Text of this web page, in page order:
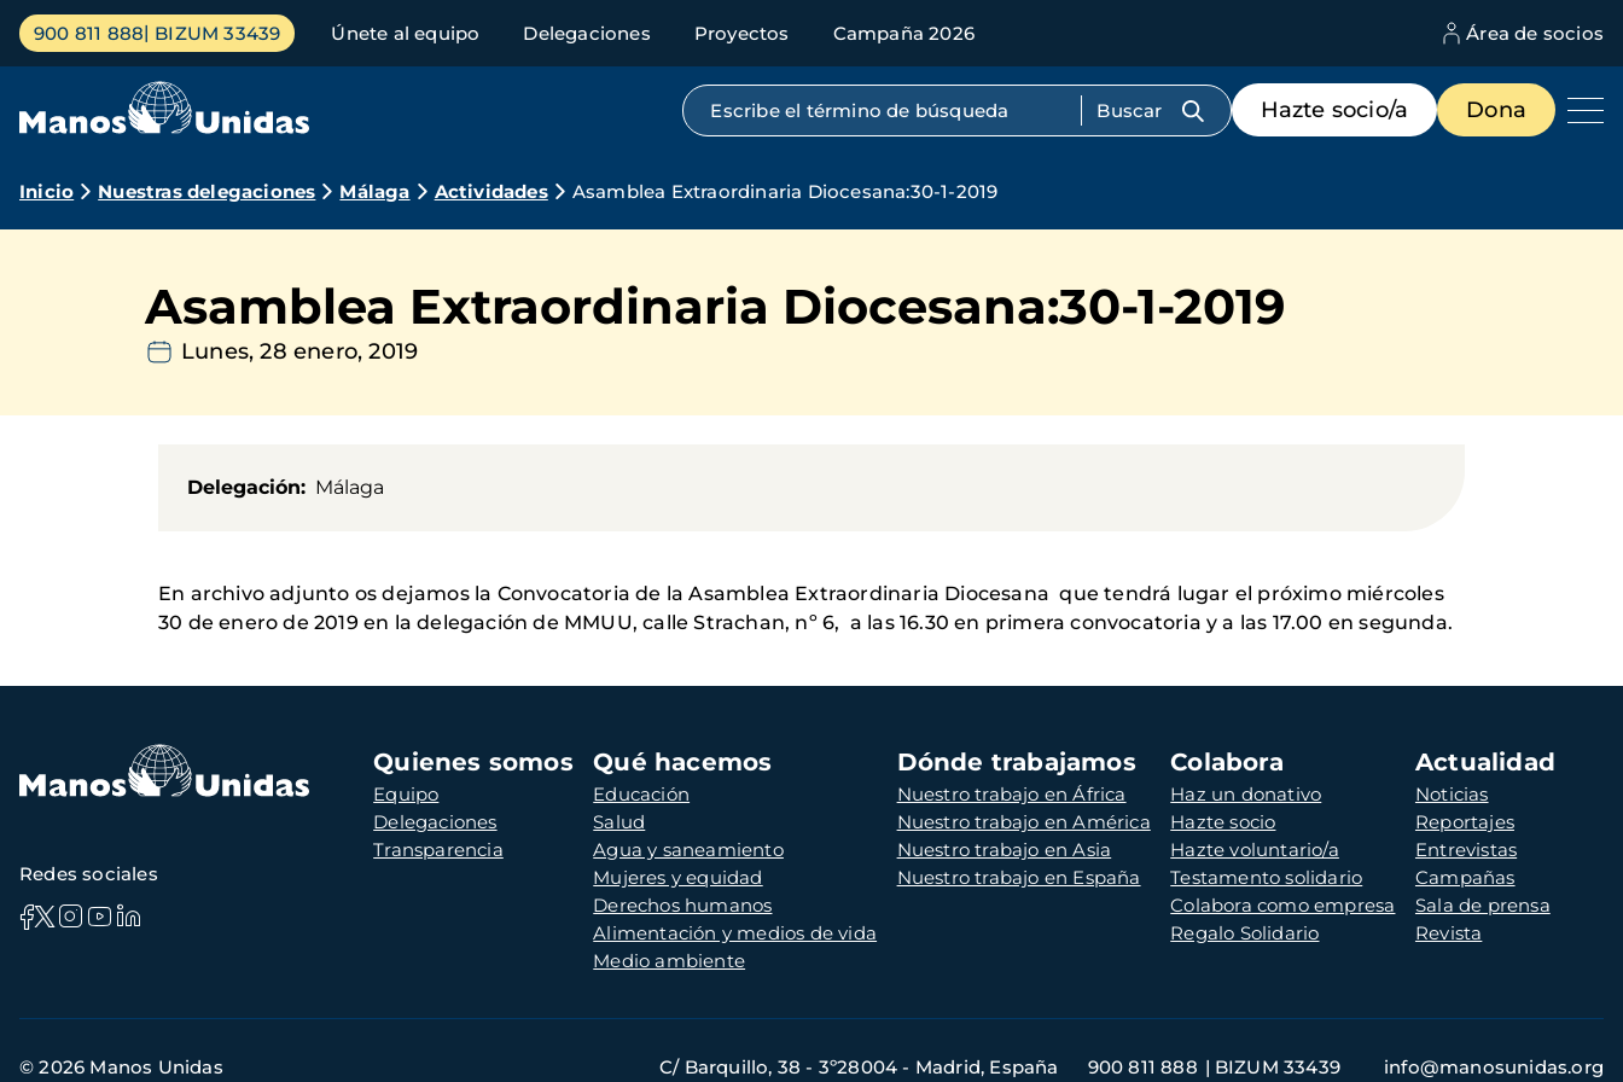
Pasar
contenido
Menú
principal
900 811 888 BIZUM 33439 Únete al equipo Delegaciones Proyectos Campaña 2026 Área de socios
Búsqueda por texto completo
Menú
de
destacados
Hazte socio/a Dona
Ruta
navegación
Inicio Nuestras delegaciones Málaga Actividades Asamblea Extraordinaria Diocesana:30-1-2019
Asamblea Extraordinaria Diocesana:30-1-2019
Lunes, 28 enero, 2019
Delegación Málaga
En archivo adjunto os dejamos la Convocatoria de la Asamblea Extraordinaria Diocesana que tendrá lugar el próximo miércoles
30 de enero de 2019 en la delegación de MMUU, calle Strachan, nº 6, a las 16.30 en primera convocatoria y a las 17.00 en segunda.
Navegación
principal
Quienes somos
Equipo
Delegaciones
Transparencia
Qué hacemos
Educación
Salud
Agua y saneamiento
Mujeres y equidad
Derechos humanos
Alimentación y medios de vida
Medio ambiente
Dónde trabajamos
Nuestro trabajo en África
Nuestro trabajo en América
Nuestro trabajo en Asia
Nuestro trabajo en España
Colabora
Haz un donativo
Hazte socio
Hazte voluntario/a
Testamento solidario
Colabora como empresa
Regalo Solidario
Actualidad
Noticias
Reportajes
Entrevistas
Campañas
Sala de prensa
Revista
Redes sociales
de
© 2026 Manos Unidas C/ Barquillo, 38 - 3º28004 - Madrid, España 900 811 888 BIZUM 33439 info@manosunidas.org